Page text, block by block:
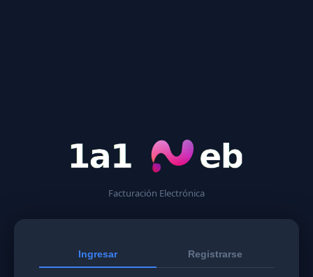
Facturación Electrónica
Ingresar Registrarse